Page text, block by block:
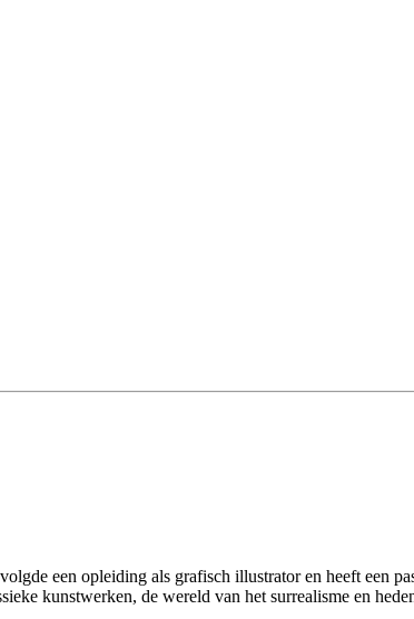
een opleiding als grafisch illustrator en heeft een
kunstwerken, de wereld van het surrealisme en